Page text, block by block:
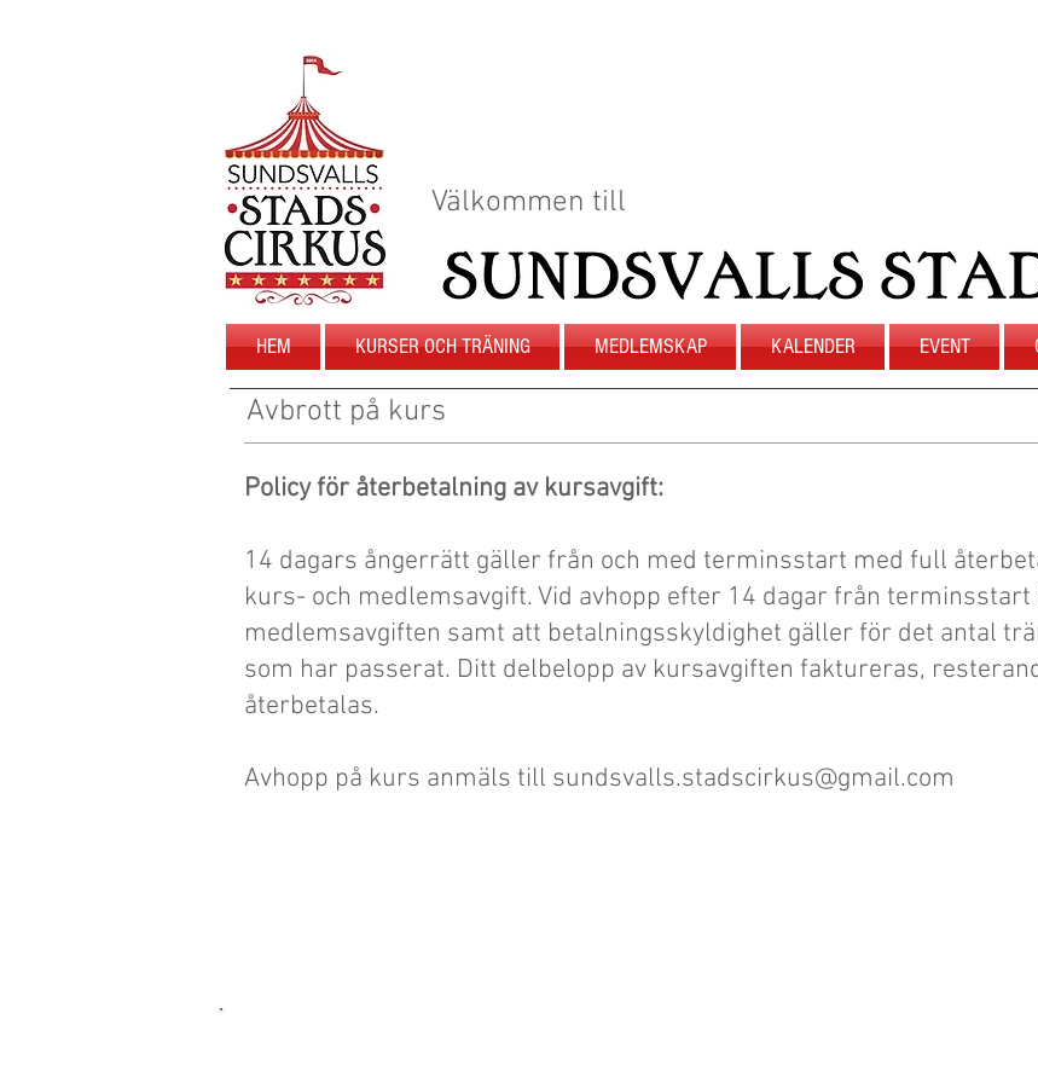
Välkommen till
HEM KURSER OCH TRÄNING MEDLEMSKAP KALENDER EVENT
Avbrott på kurs
Policy för återbetalning av kursavgift:
14 dagars ångerrätt gäller från och med terminsstart med full
kurs- och medlemsavgift. Vid avhopp efter 14 dagar från
medlemsavgiften samt att betalningsskyldighet gäller för det antal
som har passerat. Ditt delbelopp av kursavgiften faktureras,
återbetalas.
Avhopp på kurs anmäls till sundsvalls.stadscirkus@gmail.com